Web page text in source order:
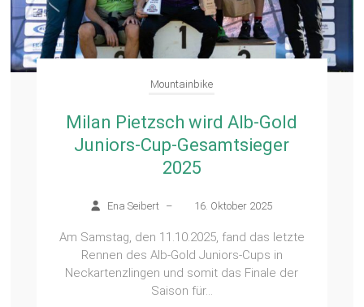
Mountainbike
Milan Pietzsch wird Alb-Gold
Juniors-Cup-Gesamtsieger
2025
Ena Seibert – 16. Oktober 2025
Am Samstag, den 11.10.2025, fand das letzte
Rennen des Alb-Gold Juniors-Cups in
Neckartenzlingen und somit das Finale der
Saison für...